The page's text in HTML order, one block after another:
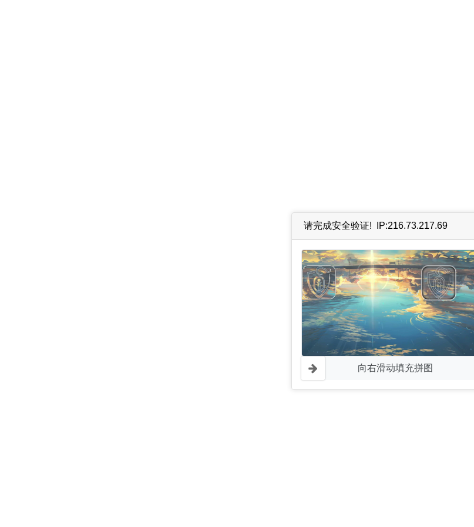
请完成安全验证! IP:216.73.217.69
向右滑动填充拼图